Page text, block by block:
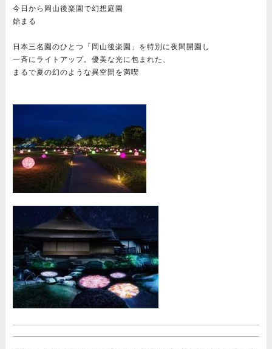
今日から岡山後楽園で幻想庭園
始まる
日本三名園のひとつ「岡山後楽園」を特別に夜間開園し
一斉にライトアップ。優美な光に包まれた、
まるで夏の幻のような異空間を満喫